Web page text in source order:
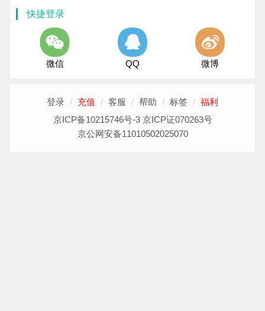
快捷登录
微信 QQ 微博
登录 / 充值 / 客服 / 帮助 / 标签 / 福利
京ICP备10215746号-3 京ICP证070263号
京公网安备11010502025070